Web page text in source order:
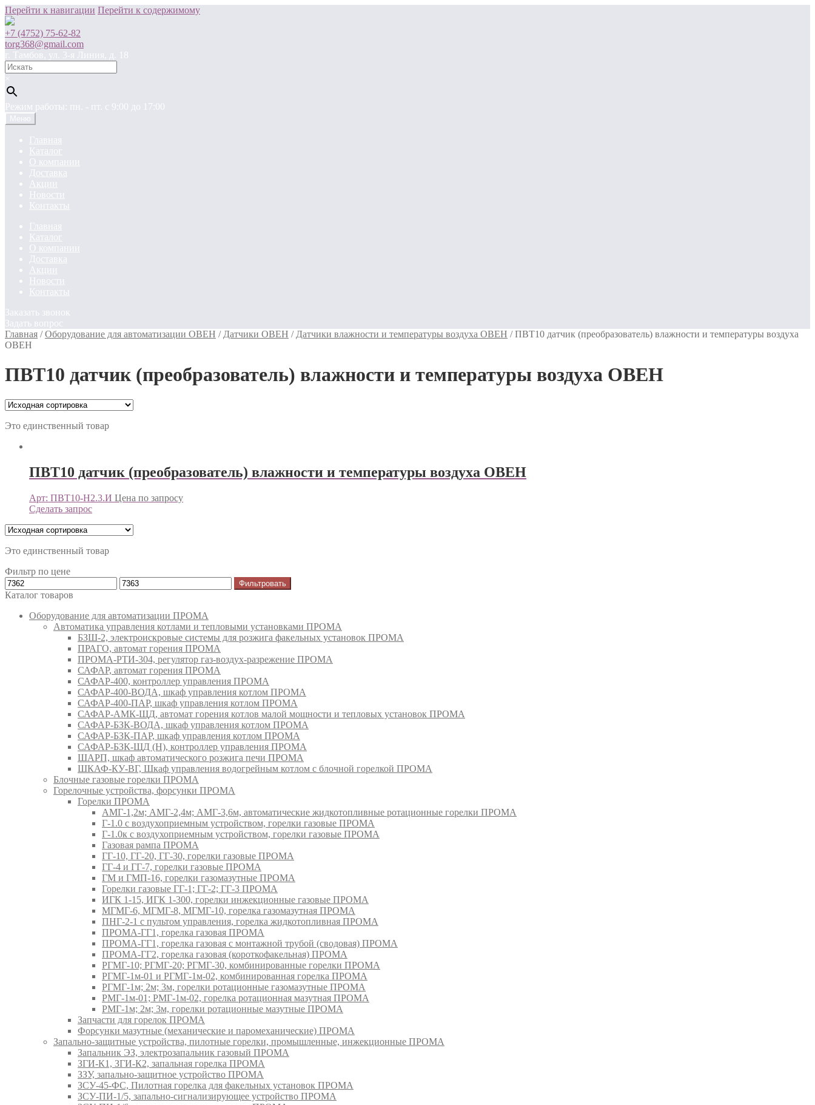
Перейти к навигации Перейти к содержимому
+7 (4752) 75-62-82
torg368@gmail.com
г. Тамбов, ул. 3-я Линия, д. 18
×
Режим работы: пн. - пт. c 9:00 до 17:00
Меню
Главная
Каталог
О компании
Доставка
Акции
Новости
Контакты
Главная
Каталог
О компании
Доставка
Акции
Новости
Контакты
Заказать звонок
Задать вопрос
Главная /Оборудование для автоматизации ОВЕН / Датчики ОВЕН / Датчики влажности и температуры воздуха ОВЕН /ПВТ10 датчик (преобразователь) влажности и температуры воздуха
ОВЕН
ПВТ10 датчик (преобразователь) влажности и температуры воздуха ОВЕН
Это единственный товар
ПВТ10 датчик (преобразователь) влажности и температуры воздуха ОВЕН
Арт: ПВТ10-Н2.3.И Цена по запросу
Сделать запрос
Это единственный товар
Фильтр по цене
Фильтровать
Каталог товаров
Оборудование для автоматизации ПРОМА
Автоматика управления котлами и тепловыми установками ПРОМА
БЗШ-2, электроискровые системы для розжига факельных установок ПРОМА
ПРАГО, автомат горения ПРОМА
ПРОМА-РТИ-304, регулятор газ-воздух-разрежение ПРОМА
САФАР, автомат горения ПРОМА
САФАР-400, контроллер управления ПРОМА
САФАР-400-ВОДА, шкаф управления котлом ПРОМА
САФАР-400-ПАР, шкаф управления котлом ПРОМА
САФАР-АМК-ЩД, автомат горения котлов малой мощности и тепловых установок ПРОМА
САФАР-БЗК-ВОДА, шкаф управления котлом ПРОМА
САФАР-БЗК-ПАР, шкаф управления котлом ПРОМА
САФАР-БЗК-ЩД (Н), контроллер управления ПРОМА
ШАРП, шкаф автоматического розжига печи ПРОМА
ШКАФ-КУ-ВГ, Шкаф управления водогрейным котлом с блочной горелкой ПРОМА
Блочные газовые горелки ПРОМА
Горелочные устройства, форсунки ПРОМА
Горелки ПРОМА
АМГ-1,2м; АМГ-2,4м; АМГ-3,6м, автоматические жидкотопливные ротационные горелки ПРОМА
Г-1.0 с воздухоприемным устройством, горелки газовые ПРОМА
Г-1.0к с воздухоприемным устройством, горелки газовые ПРОМА
Газовая рампа ПРОМА
ГГ-10, ГГ-20, ГГ-30, горелки газовые ПРОМА
ГГ-4 и ГГ-7, горелки газовые ПРОМА
ГМ и ГМП-16, горелки газомазутные ПРОМА
Горелки газовые ГГ-1; ГГ-2; ГГ-3 ПРОМА
ИГК 1-15, ИГК 1-300, горелки инжекционные газовые ПРОМА
МГМГ-6, МГМГ-8, МГМГ-10, горелка газомазутная ПРОМА
ПНГ-2-1 с пультом управления, горелка жидкотопливная ПРОМА
ПРОМА-ГГ1, горелка газовая ПРОМА
ПРОМА-ГГ1, горелка газовая с монтажной трубой (сводовая) ПРОМА
ПРОМА-ГГ2, горелка газовая (короткофакельная) ПРОМА
РГМГ-10; РГМГ-20; РГМГ-30, комбинированные горелки ПРОМА
РГМГ-1м-01 и РГМГ-1м-02, комбинированная горелка ПРОМА
РГМГ-1м; 2м; 3м, горелки ротационные газомазутные ПРОМА
РМГ-1м-01; РМГ-1м-02, горелка ротационная мазутная ПРОМА
РМГ-1м; 2м; 3м, горелки ротационные мазутные ПРОМА
Запчасти для горелок ПРОМА
Форсунки мазутные (механические и паромеханические) ПРОМА
Запально-защитные устройства, пилотные горелки, промышленные, инжекционные ПРОМА
Запальник ЭЗ, электрозапальник газовый ПРОМА
ЗГИ-К1, ЗГИ-К2, запальная горелка ПРОМА
ЗЗУ, запально-защитное устройство ПРОМА
ЗСУ-45-ФС, Пилотная горелка для факельных установок ПРОМА
ЗСУ-ПИ-1/5, запально-сигнализирующее устройство ПРОМА